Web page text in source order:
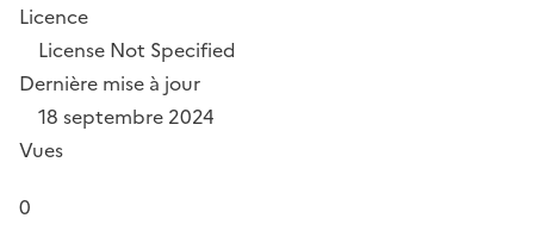
Licence
License Not Specified
Dernière mise à jour
18 septembre 2024
Vues
0